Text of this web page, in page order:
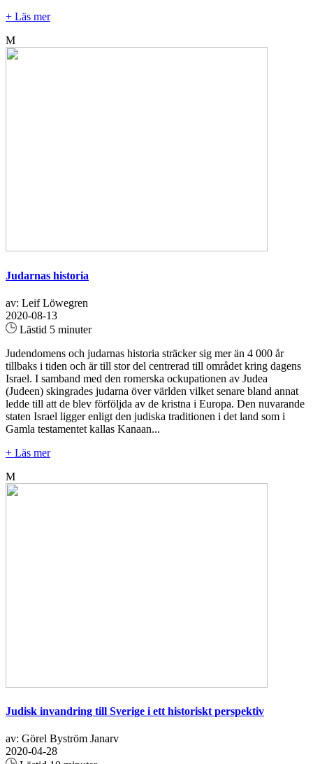
+ Läs mer
M
Judarnas historia
av: Leif Löwegren
2020-08-13
Lästid 5 minuter
Judendomens och judarnas historia sträcker sig mer än 4 000 år
tillbaks i tiden och är till stor del centrerad till området kring dagens
Israel. I samband med den romerska ockupationen av Judea
(Judeen) skingrades judarna över världen vilket senare bland annat
ledde till att de blev förföljda av de kristna i Europa. Den nuvarande
staten Israel ligger enligt den judiska traditionen i det land som i
Gamla testamentet kallas Kanaan...
+ Läs mer
M
Judisk invandring till Sverige i ett historiskt perspektiv
av: Görel Byström Janarv
2020-04-28